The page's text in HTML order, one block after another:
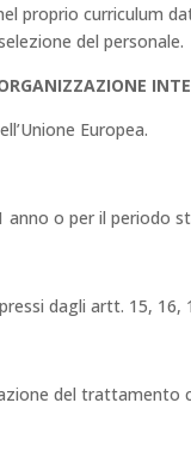
proprio curriculum
del personale.
Europea.
o per il periodo
dagli artt. 15,
del trattamento